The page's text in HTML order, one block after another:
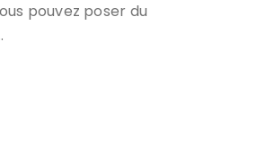
pouvez poser du